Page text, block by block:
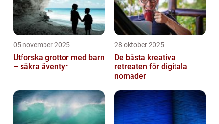
05 november 2025
Utforska grottor med barn
– säkra äventyr
28 oktober 2025
De bästa kreativa
retreaten för digitala
nomader